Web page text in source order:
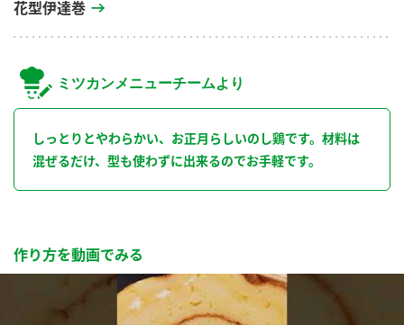
花型伊達巻
ミツカンメニューチームより
しっとりとやわらかい、お正月らしいのし鶏です。材料は
混ぜるだけ、型も使わずに出来るのでお手軽です。
作り方を動画でみる